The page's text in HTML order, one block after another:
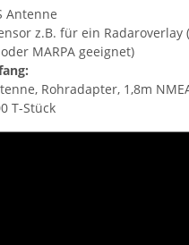
Antenne
z.B. für ein
MARPA geeignet)
Rohradapter, 1,8m
T-Stück